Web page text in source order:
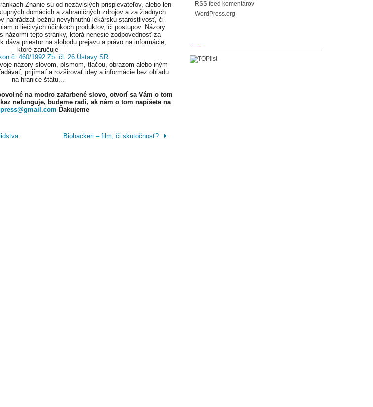
Znanie sú od nezávislých prispievateľov, alebo len
domácich a zahraničných zdrojov a za žiadnych
nahrádzať bežnú nevyhnutnú lekársku starostlivosť, či
o liečivých účinkoch produktov, či postupov. Názory
názormi tejto stránky, ktorá nenesie zodpovednosť za
dáva priestor na slobodu prejavu a právo na informácie,
ktoré zaručuje
č. 460/1992 Zb. čl. 26 Ústavy SR.
názory slovom, písmom, tlačou, obrazom alebo iným
prijímať a rozširovať idey a informácie bez ohľadu
na hranice štátu...
na modro zafarbené slovo, otvorí sa Vám o tom
nefunguje, budeme radi, ak nám o tom napíšete na
Ďakujeme
Biohackeri – film, či skutočnosť?
RSS feed komentárov
WordPress.org